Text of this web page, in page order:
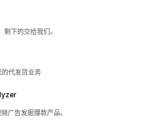
下的交给我们。
代发货业务
广告发掘爆款产品。